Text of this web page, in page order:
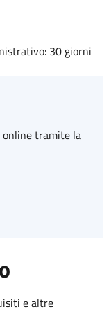
30 giorni
online tramite la
e altre